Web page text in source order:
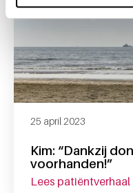
Kim: “Dankzij
voorhanden!”
25 april 2023
lees patiëntverhaal